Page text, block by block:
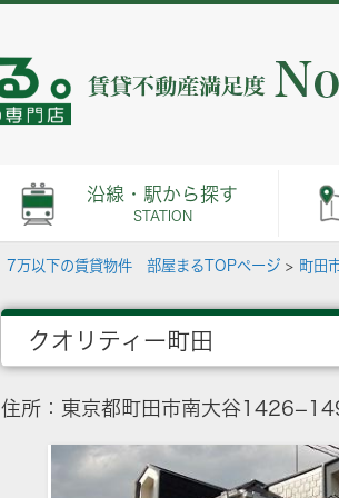
沿線・駅から探す
STATION
7万以下の賃貸物件 部屋まるTOPページ > 町田
クオリティー町田
住所：東京都町田市南大谷